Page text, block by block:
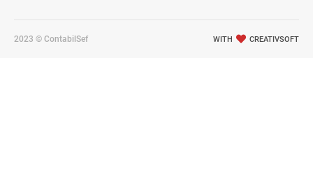
2023 © ContabilSef WITH CREATIVSOFT